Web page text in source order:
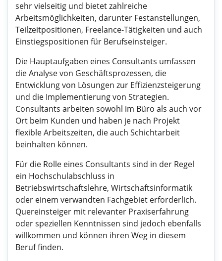
sehr vielseitig und bietet zahlreiche
Arbeitsmöglichkeiten, darunter Festanstellungen,
Teilzeitpositionen, Freelance-Tätigkeiten und auch
Einstiegspositionen für Berufseinsteiger.
Die Hauptaufgaben eines Consultants umfassen
die Analyse von Geschäftsprozessen, die
Entwicklung von Lösungen zur Effizienzsteigerung
und die Implementierung von Strategien.
Consultants arbeiten sowohl im Büro als auch vor
Ort beim Kunden und haben je nach Projekt
flexible Arbeitszeiten, die auch Schichtarbeit
beinhalten können.
Für die Rolle eines Consultants sind in der Regel
ein Hochschulabschluss in
Betriebswirtschaftslehre, Wirtschaftsinformatik
oder einem verwandten Fachgebiet erforderlich.
Quereinsteiger mit relevanter Praxiserfahrung
oder speziellen Kenntnissen sind jedoch ebenfalls
willkommen und können ihren Weg in diesem
Beruf finden.